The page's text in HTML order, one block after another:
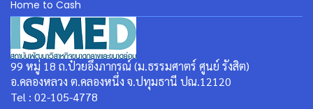
Home to Cash
99 หมู่ 18 ถ.ป๋วยอึ๊งภากรณ์ (ม.ธรรมศาตร์ ศูนย์ รังสิต)
อ.คลองหลวง ต.คลองหนึ่ง จ.ปทุมธานี ปณ.12120
Tel : 02-105-4778